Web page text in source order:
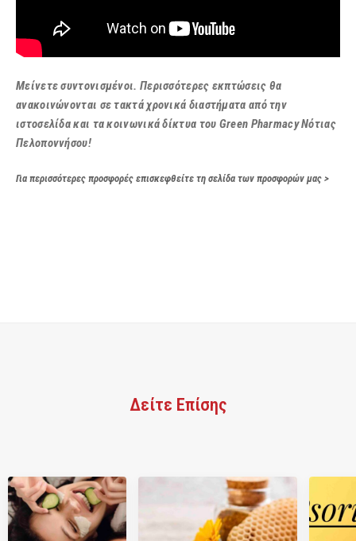
Μείνετε συντονισμένοι. Περισσότερες εκπτώσεις θα
ανακοινώνονται σε τακτά χρονικά διαστήματα από την
ιστοσελίδα και τα κοινωνικά δίκτυα του Green Pharmacy Νότιας
Πελοποννήσου!
Για περισσότερες προσφορές επισκεφθείτε τη σελίδα των προσφορών μας >
Δείτε Επίσης